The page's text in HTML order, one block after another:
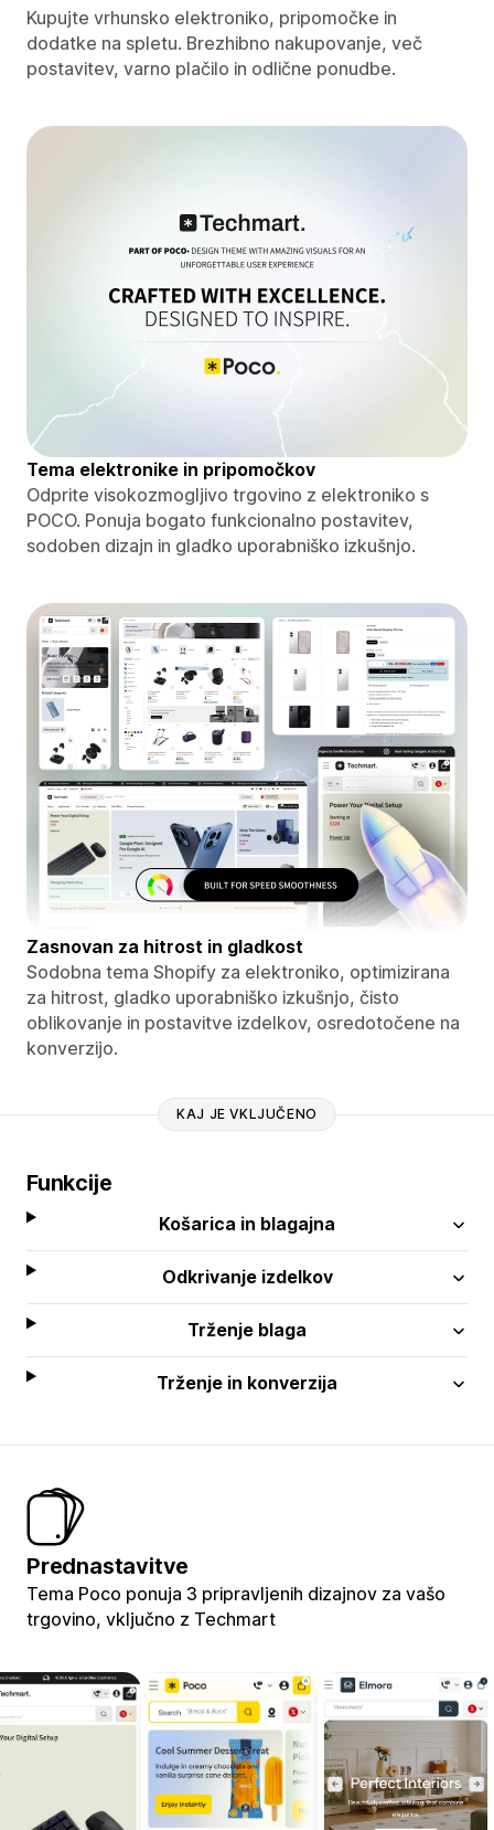
Kupujte vrhunsko elektroniko, pripomočke in
dodatke na spletu. Brezhibno nakupovanje, več
postavitev, varno plačilo in odlične ponudbe.
Tema elektronike in pripomočkov
Odprite visokozmogljivo trgovino z elektroniko s
POCO. Ponuja bogato funkcionalno postavitev,
sodoben dizajn in gladko uporabniško izkušnjo.
Zasnovan za hitrost in gladkost
Sodobna tema Shopify za elektroniko, optimizirana
za hitrost, gladko uporabniško izkušnjo, čisto
oblikovanje in postavitve izdelkov, osredotočene na
konverzijo.
KAJ JE VKLJUČENO
Funkcije
Košarica in blagajna
Odkrivanje izdelkov
Trženje blaga
Trženje in konverzija
Prednastavitve
Tema Poco ponuja 3 pripravljenih dizajnov za vašo
trgovino, vključno z Techmart